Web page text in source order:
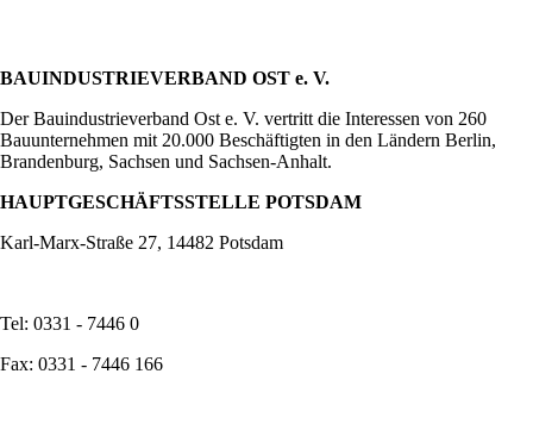
BAUINDUSTRIEVERBAND OST e. V.
Der Bauindustrieverband Ost e. V. vertritt die Interessen von 260
Bauunternehmen mit 20.000 Beschäftigten in den Ländern Berlin,
Brandenburg, Sachsen und Sachsen-Anhalt.
HAUPTGESCHÄFTSSTELLE POTSDAM
Karl-Marx-Straße 27, 14482 Potsdam
Tel: 0331 - 7446 0
Fax: 0331 - 7446 166